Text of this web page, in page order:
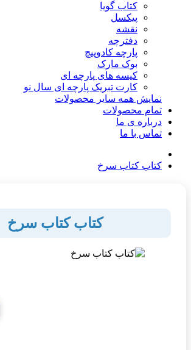
کتاب گویا
پیکسل
نقشه
دفترچه
پارچه کادوپیچ
بوک مارک
کیسه های پارچه ای
کارت تبریک پارچه ای سال نو
نمایش همه سایر محصولات
تمام محصولات
درباره ی ما
تماس با ما
کتاب کتاب سرخ
کتاب کتاب سرخ